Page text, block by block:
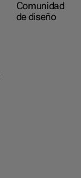
Comunidad
de diseño